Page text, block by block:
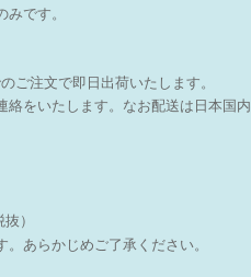
みです。
ご注文で即日出荷いたします。
絡をいたします。 なお配送は日本国
）
。あらかじめご了承ください。